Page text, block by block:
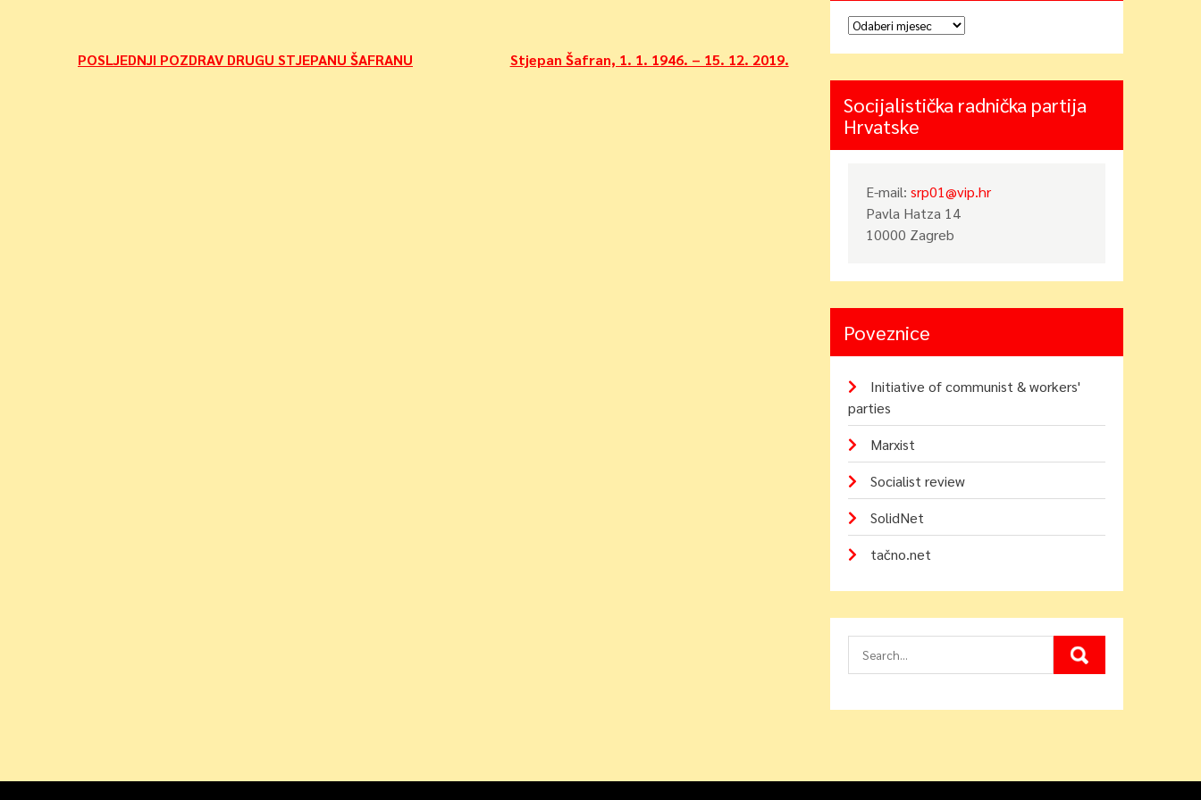
Navigacija
POSLJEDNJI POZDRAV DRUGU STJEPANU ŠAFRANU Stjepan Šafran, 1. 1. 1946. – 15. 12. 2019.
Arhiva
Socijalistička radnička partija
Hrvatske
E-mail:srp01@vip.hr
Pavla Hatza 14
10000 Zagreb
Poveznice
Initiative of communist & workers'
parties
Marxist
Socialist review
SolidNet
tačno.net